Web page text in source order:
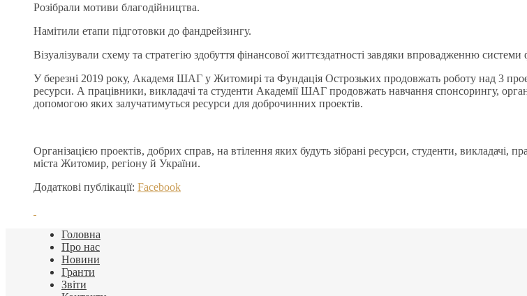
Розібрали мотиви благодійництва.
Намітили етапи підготовки до фандрейзингу.
Візуалізували схему та стратегію здобуття фінансової життєздатності завдяки впровадженню
У березні 2019 року, Академя ШАГ у Житомирі та Фундація Острозьких продовжать роботу над 3
ресурси. А працівники, викладачі та студенти Академії ШАГ продовжать навчання спонсорингу,
допомогою яких залучатимуться ресурси для доброчинних проектів.
Організацією проектів, добрих справ, на втілення яких будуть зібрані ресурси, студенти,
міста Житомир, регіону й України.
Додаткові публікації: Facebook
Головна
Про нас
Новини
Гранти
Звіти